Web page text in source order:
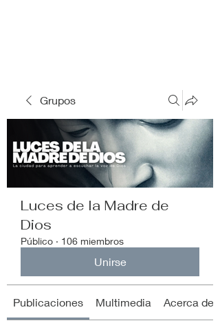
Grupos
Luces de la Madre de
Dios
Público · 106 miembros
Unirse
Publicaciones Multimedia Acerca de